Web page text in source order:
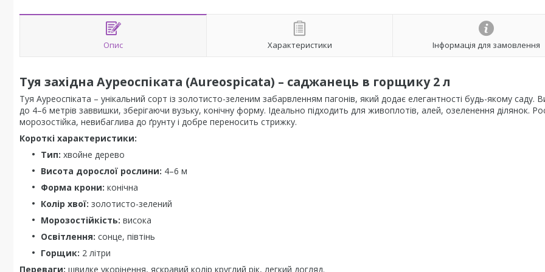
Опис Характеристики Інформація для замовлення
Туя західна Ауреоспіката (Aureospicata) – саджанець в горщику 2 л
Туя Ауреоспіката – унікальний сорт із золотисто-зеленим забарвленням пагонів, який додає елегантності будь-якому саду.
до 4–6 метрів заввишки, зберігаючи вузьку, конічну форму. Ідеально підходить для живоплотів, алей, озеленення ділянок.
морозостійка, невибаглива до ґрунту і добре переносить стрижку.
Короткі характеристики:
Тип: хвойне дерево
Висота дорослої рослини: 4–6 м
Форма крони: конічна
Колір хвої: золотисто-зелений
Морозостійкість: висока
Освітлення: сонце, півтінь
Горщик: 2 літри
Переваги: швидке укорінення, яскравий колір круглий рік, легкий догляд.